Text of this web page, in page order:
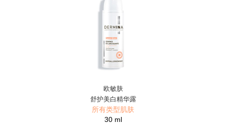
欧敏肤
舒护美白精华露
所有类型肌肤
30 ml